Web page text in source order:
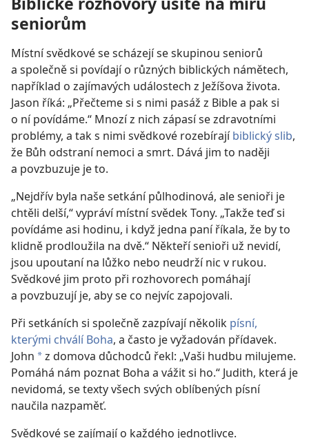
seniorům
Místní svědkové se scházejí se skupinou seniorů
a společně si povídají o různých biblických námětech,
například o zajímavých událostech z Ježíšova života.
Jason říká: „Přečteme si s nimi pasáž z Bible a pak si
o ní povídáme.“ Mnozí z nich zápasí se zdravotními
problémy, a tak s nimi svědkové rozebírajíbiblický slib,
že Bůh odstraní nemoci a smrt. Dává jim to naději
a povzbuzuje je to.
„Nejdřív byla naše setkání půlhodinová, ale senioři je
chtěli delší,“ vypráví místní svědek Tony. „Takže teď si
povídáme asi hodinu, i když jedna paní říkala, že by to
klidně prodloužila na dvě.“ Někteří senioři už nevidí,
jsou upoutaní na lůžko nebo neudrží nic v rukou.
Svědkové jim proto při rozhovorech pomáhají
a povzbuzují je, aby se co nejvíc zapojovali.
Při setkáních si společně zazpívají několik písní,
kterými chválí Boha, a často je vyžadován přídavek.
John az domova důchodců řekl: „Vaši hudbu milujeme.
Pomáhá nám poznat Boha a vážit si ho.“ Judith, která je
nevidomá, se texty všech svých oblíbených písní
naučila nazpaměť.
Svědkové se zajímají o každého jednotlivce.